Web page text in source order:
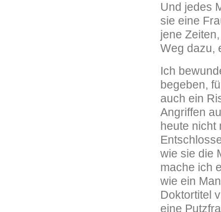
Und jedes
sie eine
jene
Weg dazu,
Ich
begeben,
auch ein
Angriffen
heute nicht
wie sie die
mache ich
wie ein
Doktortitel
eine